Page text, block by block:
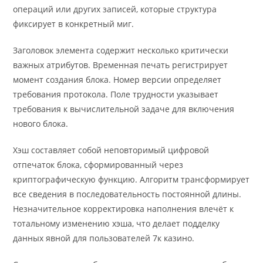
операций или других записей, которые структура
фиксирует в конкретный миг.
Заголовок элемента содержит несколько критически
важных атрибутов. Временная печать регистрирует
момент создания блока. Номер версии определяет
требования протокола. Поле трудности указывает
требования к вычислительной задаче для включения
нового блока.
Хэш составляет собой неповторимый цифровой
отпечаток блока, сформированный через
криптографическую функцию. Алгоритм трансформирует
все сведения в последовательность постоянной длины.
Незначительное корректировка наполнения влечёт к
тотальному изменению хэша, что делает подделку
данных явной для пользователей 7к казино.